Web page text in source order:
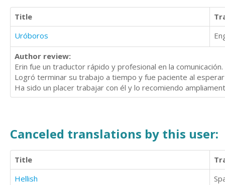
Title
Uróboros
Author review:
Erin fue un traductor rápido y profesional en la comunicación.
Logró terminar su trabajo a tiempo y fue paciente al
Ha sido un placer trabajar con él y lo recomiendo
Canceled translations by this user:
Title
Hellish